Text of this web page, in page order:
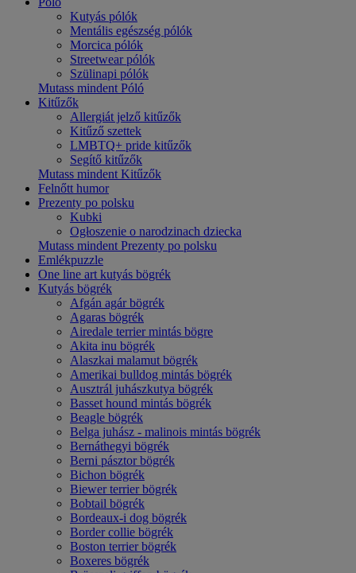
Kutyás pólók
Mentális egészség pólók
Morcica pólók
Streetwear pólók
Szülinapi pólók
Mutass mindent Póló
Kitűzők
Allergiát jelző kitűzők
Kitűző szettek
LMBTQ+ pride kitűzők
Segítő kitűzők
Mutass mindent Kitűzők
Felnőtt humor
Prezenty po polsku
Kubki
Ogłoszenie o narodzinach dziecka
Mutass mindent Prezenty po polsku
Emlékpuzzle
One line art kutyás bögrék
Kutyás bögrék
Afgán agár bögrék
Agaras bögrék
Airedale terrier mintás bögre
Akita inu bögrék
Alaszkai malamut bögrék
Amerikai bulldog mintás bögrék
Ausztrál juhászkutya bögrék
Basset hound mintás bögrék
Beagle bögrék
Belga juhász - malinois mintás bögrék
Bernáthegyi bögrék
Berni pásztor bögrék
Bichon bögrék
Biewer terrier bögrék
Bobtail bögrék
Bordeaux-i dog bögrék
Border collie bögrék
Boston terrier bögrék
Boxeres bögrék